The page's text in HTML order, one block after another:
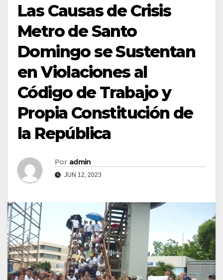
Las Causas de Crisis
Metro de Santo
Domingo se Sustentan
en Violaciones al
Código de Trabajo y
Propia Constitución de
la República
Por admin
JUN 12, 2023